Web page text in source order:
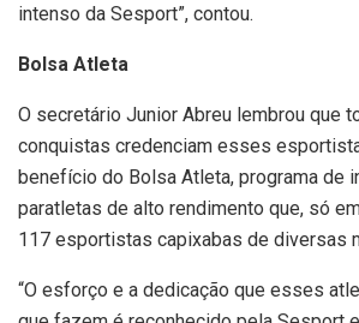
intenso da Sesport”, contou.
Bolsa Atleta
O secretário Junior Abreu lembrou que
conquistas credenciam esses
benefício do Bolsa Atleta, programa de
paratletas de alto rendimento que, só
117 esportistas capixabas de diversas
“O esforço e a dedicação que esses